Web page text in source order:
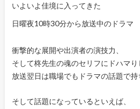
いよいよ佳境に入ってきた
日曜夜10時30分から放送中のドラマ
衝撃的な展開や出演者の演技力、
そして柊先生の魂のセリフにドハマり
放送翌日は職場でもドラマの話題で持
そして話題になっているといえば、